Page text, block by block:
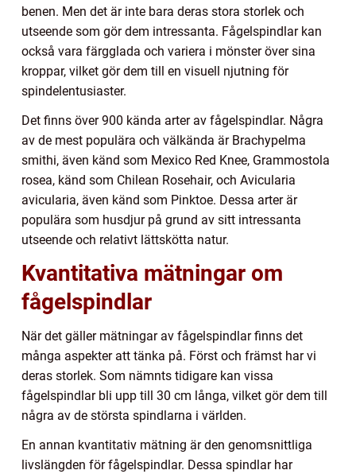
benen. Men det är inte bara deras stora storlek och
utseende som gör dem intressanta. Fågelspindlar kan
också vara färgglada och variera i mönster över sina
kroppar, vilket gör dem till en visuell njutning för
spindelentusiaster.
Det finns över 900 kända arter av fågelspindlar. Några
av de mest populära och välkända är Brachypelma
smithi, även känd som Mexico Red Knee, Grammostola
rosea, känd som Chilean Rosehair, och Avicularia
avicularia, även känd som Pinktoe. Dessa arter är
populära som husdjur på grund av sitt intressanta
utseende och relativt lättskötta natur.
Kvantitativa mätningar om
fågelspindlar
När det gäller mätningar av fågelspindlar finns det
många aspekter att tänka på. Först och främst har vi
deras storlek. Som nämnts tidigare kan vissa
fågelspindlar bli upp till 30 cm långa, vilket gör dem till
några av de största spindlarna i världen.
En annan kvantitativ mätning är den genomsnittliga
livslängden för fågelspindlar. Dessa spindlar har